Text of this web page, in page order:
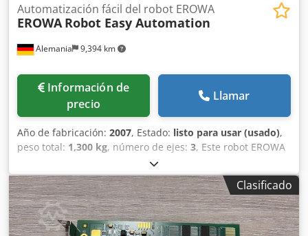
Alemania 9,394 km
Automatización fácil del robot EROWA
EROWA Robot Easy Automation
Información de
precio
Llamar
Año de fabricación: 2007, Estado: listo para usar (usado),
peso total: 1,300 kg, número de ejes: 3, Este robot EROWA
Robot Easy Automation de 3 ejes se fabricó en 2007.
Cuenta con una capacidad de carga máxima de 1.500 kg y
una placa de almacén con 6 posiciones por nivel. La
máquina tiene un recorrido del eje Z de 75 mm y un eje M
capaz de girar 360°. Si busca obtener capacidades de
Clasificado